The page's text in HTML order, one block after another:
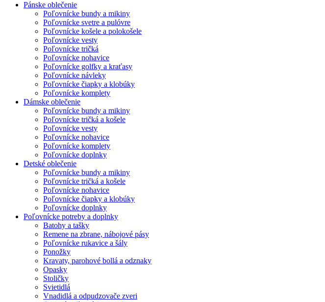
Pánske oblečenie
Poľovnícke bundy a mikiny
Poľovnícke svetre a pulóvre
Poľovnícke košele a polokošele
Poľovnícke vesty
Poľovnícke tričká
Poľovnícke nohavice
Poľovnícke golfky a kraťasy
Poľovnícke návleky
Poľovnícke čiapky a klobúky
Poľovnícke komplety
Dámske oblečenie
Poľovnícke bundy a mikiny
Poľovnícke tričká a košele
Poľovnícke vesty
Poľovnícke nohavice
Poľovnícke komplety
Poľovnícke doplnky
Detské oblečenie
Poľovnícke bundy a mikiny
Poľovnícke tričká a košele
Poľovnícke nohavice
Poľovnícke čiapky a klobúky
Poľovnícke doplnky
Poľovnícke potreby a doplnky
Batohy a tašky
Remene na zbrane, nábojové pásy
Poľovnícke rukavice a šály
Ponožky
Kravaty, parohové bollá a odznaky
Opasky
Stoličky
Svietidlá
Vnadidlá a odpudzovače zveri